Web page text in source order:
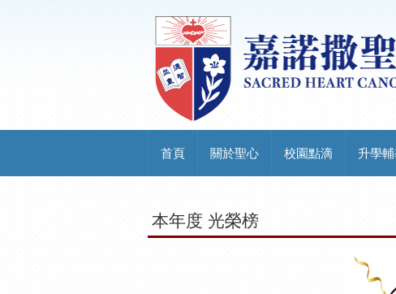
首頁 關於聖心 校園點滴 升學
本年度 光榮榜